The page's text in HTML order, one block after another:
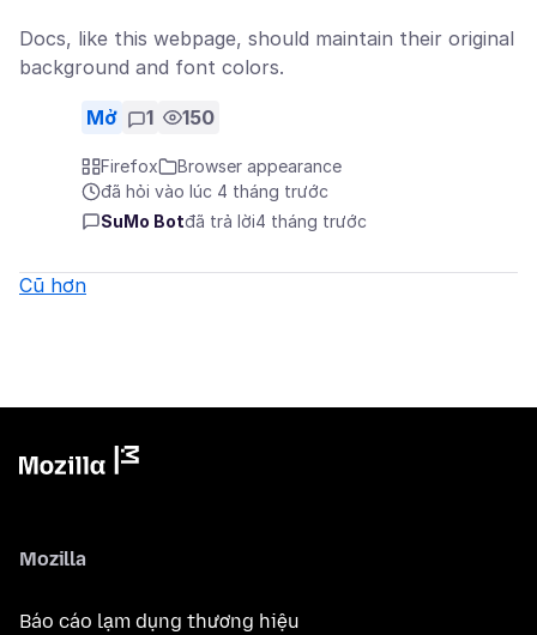
Docs, like this webpage, should maintain their original
background and font colors.
Mở 1 150
Firefox
Browser appearance
đã hỏi vào lúc 4 tháng trước
SuMo Botđã trả lời4 tháng trước
Cũ hơn
Mozilla
Báo cáo lạm dụng thương hiệu